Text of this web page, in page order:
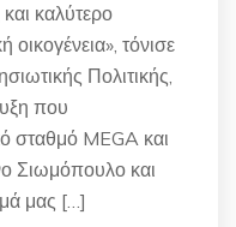
καλύτερο
οικογένεια», τόνισε
Πολιτικής,
που
σταθμό MEGA και
Σιωμόπουλο και
μας […]